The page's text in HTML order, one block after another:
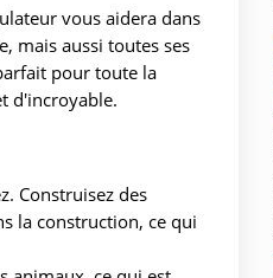
vous aidera dans
mais aussi toutes ses
pour toute la
d'incroyable.
Construisez des
la construction, ce qui